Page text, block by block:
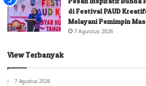
di Festival PAUD
Melayani Pemimpin
7 Agustus 2026
View Terbanyak
7 Agustus 2026